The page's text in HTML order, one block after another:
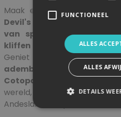
Maak een onvergetelijke
Devil's Nose-route
van
kliffen en
Geniet van
adembenemende
Cotopaxi
, twee van de
wereld, die deel
Andeslandschap van Ecuador.
FUNCTIONEEL
ALLES
ALLES
DETAILS